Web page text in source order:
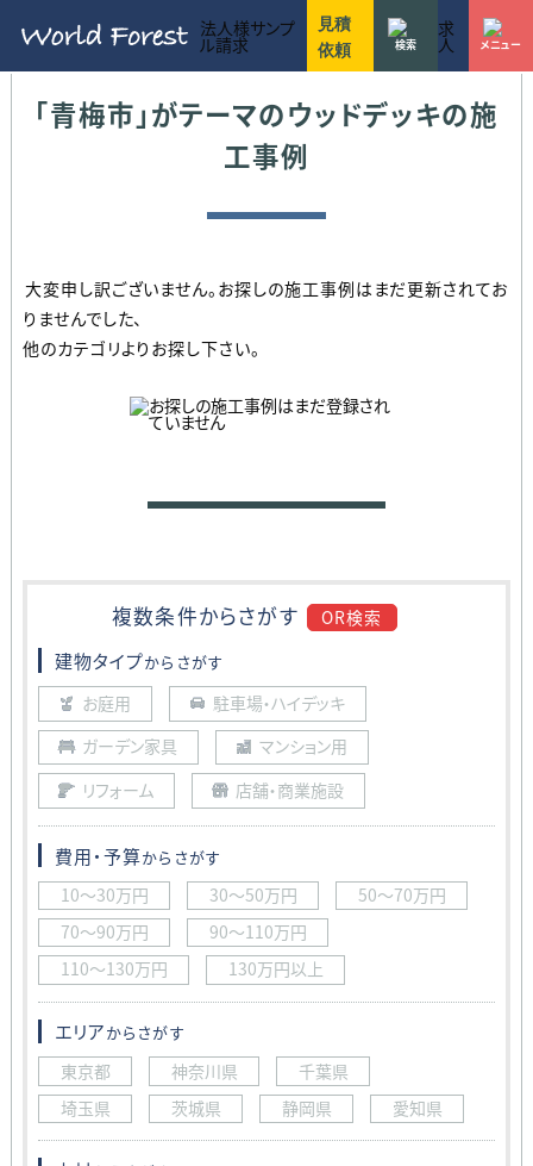
法人様サンプ
ル請求
見積
依頼
検索
求
人 メニュー
ウッドデッキ施工のワールドフォレスト 施工事例 東京都のウッドデッキの施工事例
｢青梅市｣がテーマのウッドデッキの施
工事例
大変申し訳ございません。お探しの施工事例はまだ更新されてお
りませんでした、
他のカテゴリよりお探し下さい。
複数条件からさがす OR検索
建物タイプからさがす
お庭用
駐車場・ハイデッキ
ガーデン家具
マンション用
リフォーム
店舗・商業施設
費用・予算からさがす
10〜30万円 30〜50万円
50〜70万円
70〜90万円
90〜110万円
110〜130万円
130万円以上
エリアからさがす
東京都 神奈川県
千葉県
埼玉県
茨城県 静岡県 愛知県